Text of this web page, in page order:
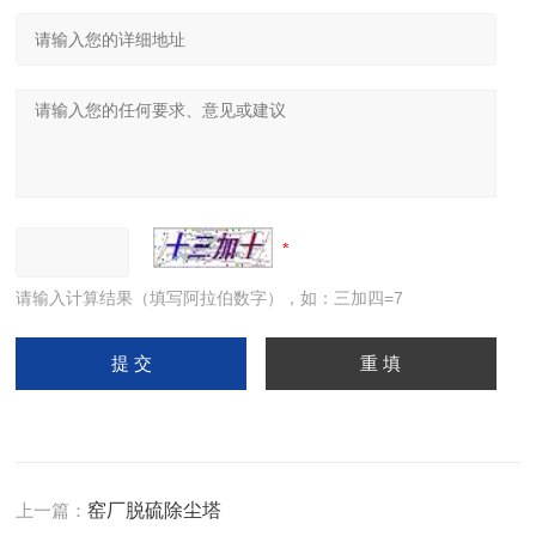
请输入计算结果（填写阿拉伯数字），如：三加四=7
上一篇：窑厂脱硫除尘塔